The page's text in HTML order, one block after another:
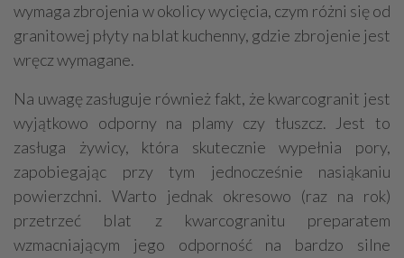
wymaga zbrojenia w okolicy wycięcia, czym różni się od
granitowej płyty na blat kuchenny, gdzie zbrojenie jest
wręcz wymagane.
Na uwagę zasługuje również fakt, że kwarcogranit jest
wyjątkowo odporny na plamy czy tłuszcz. Jest to
zasługa żywicy, która skutecznie wypełnia pory,
zapobiegając przy tym jednocześnie nasiąkaniu
powierzchni. Warto jednak okresowo (raz na rok)
przetrzeć blat z kwarcogranitu preparatem
wzmacniającym jego odporność na bardzo silne